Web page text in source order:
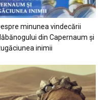
minunea vindecării
din Capernaum și
inimii